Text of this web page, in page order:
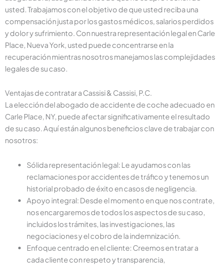
usted. Trabajamos con el objetivo de que usted reciba una
compensación justa por los gastos médicos, salarios perdidos
y dolor y sufrimiento. Con nuestra representación legal en Carle
Place, Nueva York, usted puede concentrarse en la
recuperación mientras nosotros manejamos las complejidades
legales de su caso.
Ventajas de contratar a Cassisi & Cassisi, P.C.
La elección del abogado de accidente de coche adecuado en
Carle Place, NY, puede afectar significativamente el resultado
de su caso. Aquí están algunos beneficios clave de trabajar con
nosotros:
Sólida representación legal: Le ayudamos con las
reclamaciones por accidentes de tráfico y tenemos un
historial probado de éxito en casos de negligencia.
Apoyo integral: Desde el momento en que nos contrate,
nos encargaremos de todos los aspectos de su caso,
incluidos los trámites, las investigaciones, las
negociaciones y el cobro de la indemnización.
Enfoque centrado en el cliente: Creemos en tratar a
cada cliente con respeto y transparencia,